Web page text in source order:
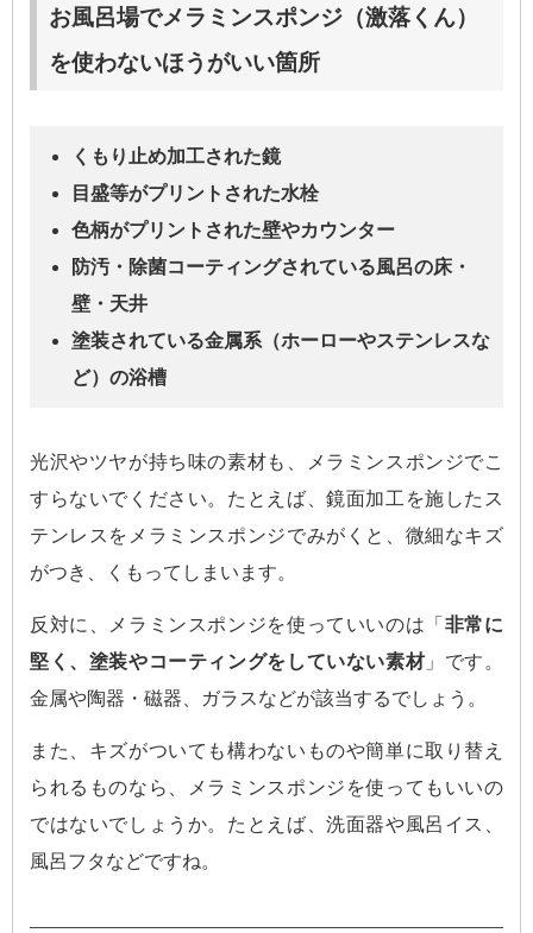
お風呂場でメラミンスポンジ（激落くん）
を使わないほうがいい箇所
くもり止め加工された鏡
目盛等がプリントされた水栓
色柄がプリントされた壁やカウンター
防汚・除菌コーティングされている風呂の床・
壁・天井
塗装されている金属系（ホーローやステンレスな
ど）の浴槽
光沢やツヤが持ち味の素材も、メラミンスポンジでこ
すらないでください。たとえば、鏡面加工を施したス
テンレスをメラミンスポンジでみがくと、微細なキズ
がつき、くもってしまいます。
反対に、メラミンスポンジを使っていいのは「 非常に
堅く、塗装やコーティングをしていない素材」です。
金属や陶器・磁器、ガラスなどが該当するでしょう。
また、キズがついても構わないものや簡単に取り替え
られるものなら、メラミンスポンジを使ってもいいの
ではないでしょうか。たとえば、洗面器や風呂イス、
風呂フタなどですね。